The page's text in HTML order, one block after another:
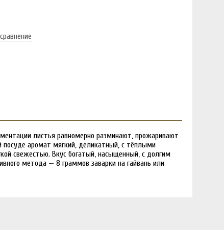
листья равномерно разминают, прожаривают
посуде аромат мягкий, деликатный, с тёплыми
свежестью. Вкус богатый, насыщенный, с долгим
метода — 8 граммов заварки на гайвань или